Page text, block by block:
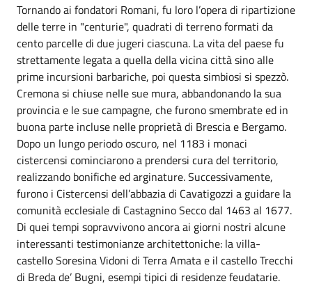
Tornando ai fondatori Romani, fu loro l’opera di ripartizione
delle terre in "centurie", quadrati di terreno formati da
cento parcelle di due jugeri ciascuna. La vita del paese fu
strettamente legata a quella della vicina città sino alle
prime incursioni barbariche, poi questa simbiosi si spezzò.
Cremona si chiuse nelle sue mura, abbandonando la sua
provincia e le sue campagne, che furono smembrate ed in
buona parte incluse nelle proprietà di Brescia e Bergamo.
Dopo un lungo periodo oscuro, nel 1183 i monaci
cistercensi cominciarono a prendersi cura del territorio,
realizzando bonifiche ed arginature. Successivamente,
furono i Cistercensi dell’abbazia di Cavatigozzi a guidare la
comunità ecclesiale di Castagnino Secco dal 1463 al 1677.
Di quei tempi sopravvivono ancora ai giorni nostri alcune
interessanti testimonianze architettoniche: la villa-
castello Soresina Vidoni di Terra Amata e il castello Trecchi
di Breda de’ Bugni, esempi tipici di residenze feudatarie.